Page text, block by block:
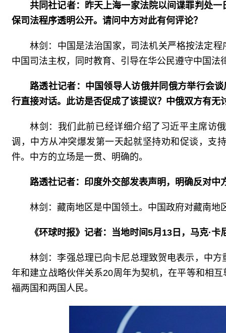
共同社记者：昨天上海一家法院以间谍罪判处
保司法程序透明公开。请问中方对此有何评论？
林剑：中国是法治国家，司法机关严格按法定
中国司法主权，同时教育、引导在华公民遵守中国法
路透社记者：中国领导人访俄并同俄方举行会
行直接对话。此访是否促成了该提议？中俄双方有无
林剑：我们此前已经详细介绍了习近平主席访
调，中方从冲突爆发第一天起就坚持劝和促谈，支
件。中方的立场是一贯、明确的。
路透社记者：印度外交部发表声明，明确反对
林剑：藏南地区是中国领土。中国政府对藏南
《环球时报》记者：当地时间5月13日，马克·
林剑：李强总理已向卡尼总理致贺电表示，中
年和建立战略伙伴关系20周年为契机，在平等和相
福两国和两国人民。